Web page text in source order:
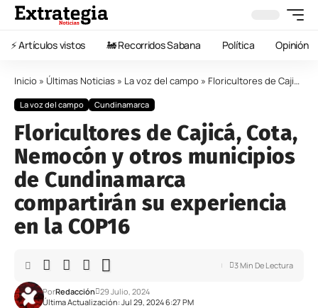
⚡️ Artículos vistos 🚂 Recorridos Sabana Política Opinión
Inicio » Últimas Noticias » La voz del campo » Floricultores de Cajicá, Cota, Nemocón y otros municipios de Cundinamarca compartirán su experiencia en la COP16
La voz del campo Cundinamarca
Floricultores de Cajicá, Cota,
Nemocón y otros municipios
de Cundinamarca
compartirán su experiencia
en la COP16
Última Actualización: Jul 29, 2024 6:27 PM
PorRedacción 29 Julio, 2024
3 Min De Lectura